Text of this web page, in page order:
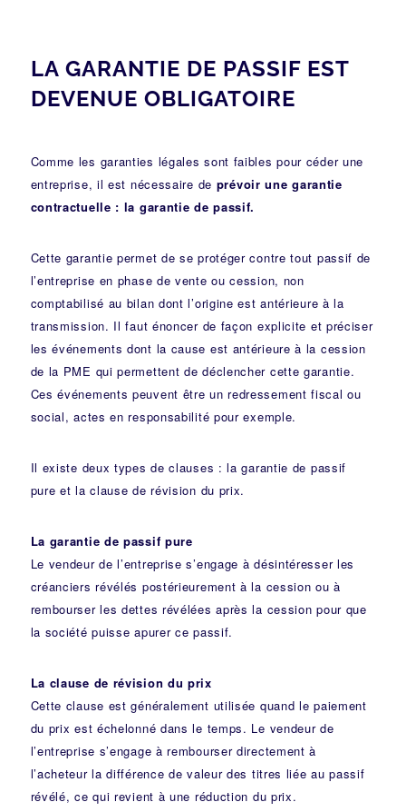
LA GARANTIE DE PASSIF EST
DEVENUE OBLIGATOIRE
Comme les garanties légales sont faibles pour céder une
entreprise, il est nécessaire de prévoir une garantie
contractuelle : la garantie de passif.
Cette garantie permet de se protéger contre tout passif de
l’entreprise en phase de vente ou cession, non
comptabilisé au bilan dont l’origine est antérieure à la
transmission. Il faut énoncer de façon explicite et préciser
les événements dont la cause est antérieure à la cession
de la PME qui permettent de déclencher cette garantie.
Ces événements peuvent être un redressement fiscal ou
social, actes en responsabilité pour exemple.
Il existe deux types de clauses : la garantie de passif
pure et la clause de révision du prix.
La garantie de passif pure
Le vendeur de l’entreprise s’engage à désintéresser les
créanciers révélés postérieurement à la cession ou à
rembourser les dettes révélées après la cession pour que
la société puisse apurer ce passif.
La clause de révision du prix
Cette clause est généralement utilisée quand le paiement
du prix est échelonné dans le temps. Le vendeur de
l’entreprise s’engage à rembourser directement à
l’acheteur la différence de valeur des titres liée au passif
révélé, ce qui revient à une réduction du prix.